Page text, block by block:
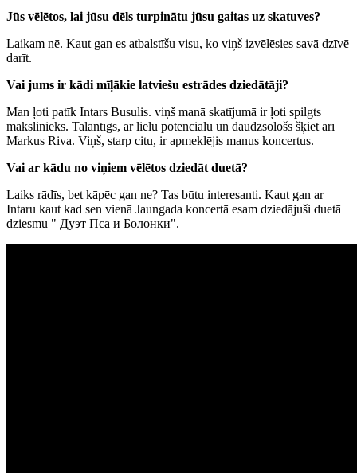
Jūs vēlētos, lai jūsu dēls turpinātu jūsu gaitas uz skatuves?
Laikam nē. Kaut gan es atbalstīšu visu, ko viņš izvēlēsies savā dzīvē
darīt.
Vai jums ir kādi mīļākie latviešu estrādes dziedātāji?
Man ļoti patīk Intars Busulis. viņš manā skatījumā ir ļoti spilgts
mākslinieks. Talantīgs, ar lielu potenciālu un daudzsološs šķiet arī
Markus Riva. Viņš, starp citu, ir apmeklējis manus koncertus.
Vai ar kādu no viņiem vēlētos dziedāt duetā?
Laiks rādīs, bet kāpēc gan ne? Tas būtu interesanti. Kaut gan ar
Intaru kaut kad sen vienā Jaungada koncertā esam dziedājuši duetā
dziesmu " Дуэт Пса и Болонки".